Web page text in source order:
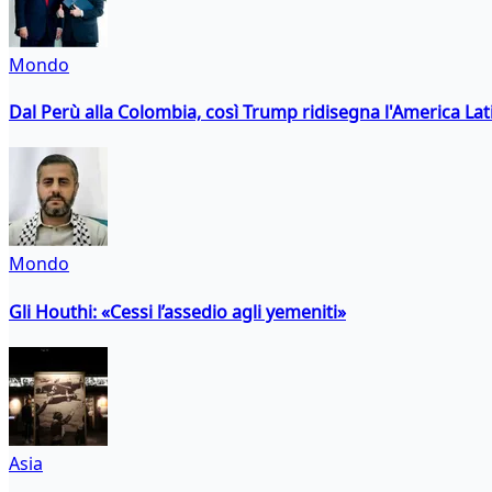
Mondo
Dal Perù alla Colombia, così Trump ridisegna l'America
Mondo
Gli Houthi: «Cessi l’assedio agli yemeniti»
Asia